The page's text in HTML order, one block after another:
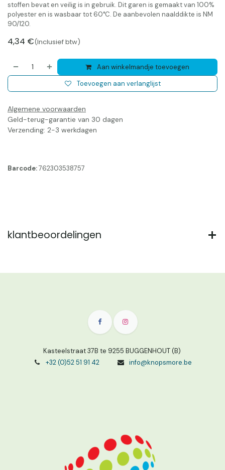
stoffen bevat en veilig is in gebruik. Dit garen is gemaakt van 100%
polyester en is wasbaar tot 60°C. De aanbevolen naalddikte is NM
90/120.
4,34 €(Inclusief btw)
Aan winkelmandje toevoegen
Toevoegen aan verlanglijst
Algemene voorwaarden
Geld-terug-garantie van 30 dagen
Verzending: 2-3 werkdagen
Barcode:762303538757
klantbeoordelingen
Kasteelstraat 37B te 9255 BUGGENHOUT (B)
+32 (0)52 51 91 42
info@knopsmore.be